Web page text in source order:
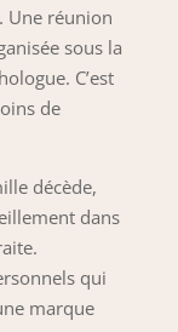
Une réunion
sous la
C’est
de
décède,
dans
qui
marque